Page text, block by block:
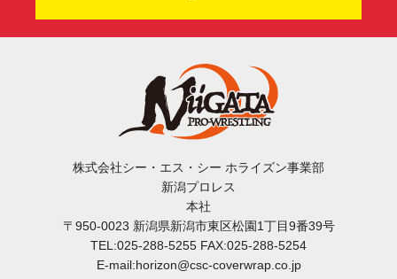
株式会社シー・エス・シー ホライズン事業部
新潟プロレス
本社
〒950-0023 新潟県新潟市東区松園1丁目9番39号
TEL:025-288-5255 FAX:025-288-5254
E-mail:horizon@csc-coverwrap.co.jp